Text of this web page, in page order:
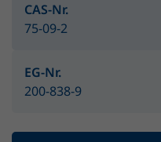
CAS-Nr.
75-09-2
EG-Nr.
200-838-9